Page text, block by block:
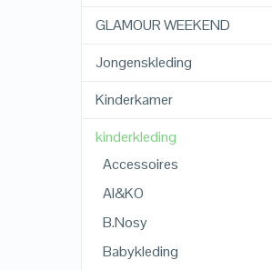
GLAMOUR WEEKEND
Jongenskleding
Kinderkamer
kinderkleding
Accessoires
AI&KO
B.Nosy
Babykleding